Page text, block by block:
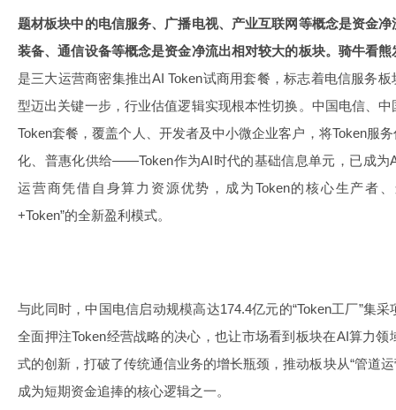
题材板块中的电信服务、广播电视、产业互联网等概念是资金
装备、通信设备等概念是资金净流出相对较大的板块。骑牛看熊
是三大运营商密集推出AI Token试商用套餐，标志着电信服务
型迈出关键一步，行业估值逻辑实现根本性切换。中国电信、
Token套餐，覆盖个人、开发者及中小微企业客户，将Token服
化、普惠化供给——Token作为AI时代的基础信息单元，已成为
运营商凭借自身算力资源优势，成为Token的核心生产者
+Token”的全新盈利模式。
与此同时，中国电信启动规模高达174.4亿元的“Token工厂”集
全面押注Token经营战略的决心，也让市场看到板块在AI算力
式的创新，打破了传统通信业务的增长瓶颈，推动板块从“管道
成为短期资金追捧的核心逻辑之一。